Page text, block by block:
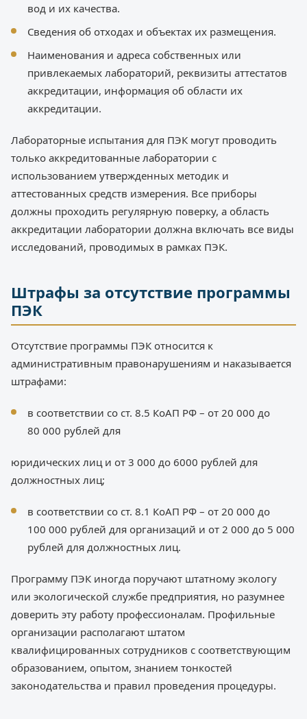
вод и их качества.
Сведения об отходах и объектах их размещения.
Наименования и адреса собственных или
привлекаемых лабораторий, реквизиты аттестатов
аккредитации, информация об области их
аккредитации.
Лабораторные испытания для ПЭК могут проводить
только аккредитованные лаборатории с
использованием утвержденных методик и
аттестованных средств измерения. Все приборы
должны проходить регулярную поверку, а область
аккредитации лаборатории должна включать все виды
исследований, проводимых в рамках ПЭК.
Штрафы за отсутствие программы
ПЭК
Отсутствие программы ПЭК относится к
административным правонарушениям и наказывается
штрафами:
в соответствии со ст. 8.5 КоАП РФ – от 20 000 до
80 000 рублей для
юридических лиц и от 3 000 до 6000 рублей для
должностных лиц;
в соответствии со ст. 8.1 КоАП РФ – от 20 000 до
100 000 рублей для организаций и от 2 000 до 5 000
рублей для должностных лиц.
Программу ПЭК иногда поручают штатному экологу
или экологической службе предприятия, но разумнее
доверить эту работу профессионалам. Профильные
организации располагают штатом
квалифицированных сотрудников с соответствующим
образованием, опытом, знанием тонкостей
законодательства и правил проведения процедуры.